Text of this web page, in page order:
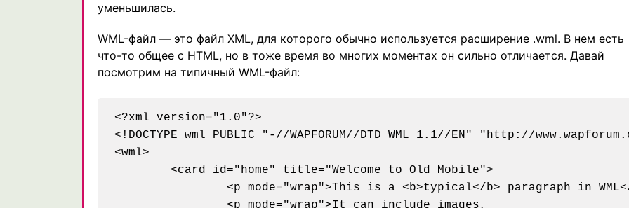
уменьшилась.
WML-файл — это файл XML, для которого обычно используется расширение .wml. В нем есть
что-то общее с HTML, но в тоже время во многих моментах он сильно отличается. Давай
посмотрим на типичный WML-файл:
<?xml version="1.0"?>
<!DOCTYPE wml PUBLIC "-//WAPFORUM//DTD WML 1.1//EN" "http://
<wml>